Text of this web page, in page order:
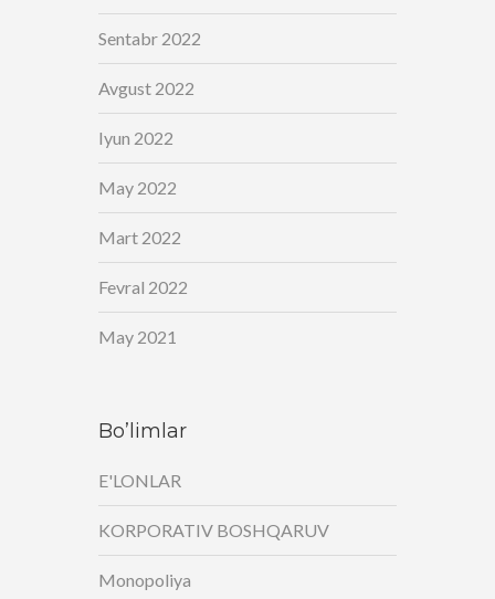
Sentabr 2022
Avgust 2022
Iyun 2022
May 2022
Mart 2022
Fevral 2022
May 2021
Bo’limlar
E'LONLAR
KORPORATIV BOSHQARUV
Monopoliya